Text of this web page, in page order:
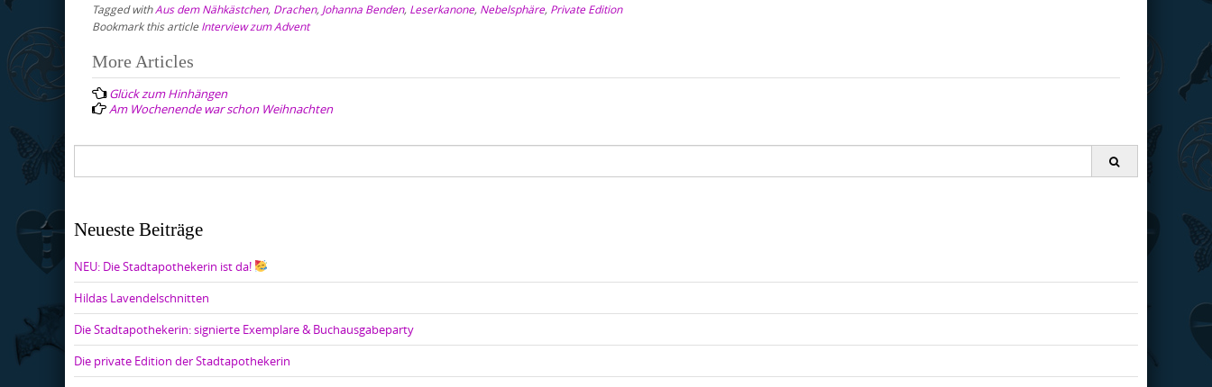
Tagged withAus dem Nähkästchen, Drachen, Johanna Benden, Leserkanone, Nebelsphäre, Private Edition
Bookmark this article Interview zum Advent
Post
navigation
More Articles
Glück zum Hinhängen
Am Wochenende war schon Weihnachten
Neueste Beiträge
NEU: Die Stadtapothekerin ist da!
Hildas Lavendelschnitten
Die Stadtapothekerin: signierte Exemplare & Buchausgabeparty
Die private Edition der Stadtapothekerin